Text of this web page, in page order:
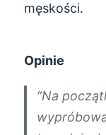
męskości.
Opinie
“Na